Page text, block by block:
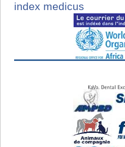
index medicus